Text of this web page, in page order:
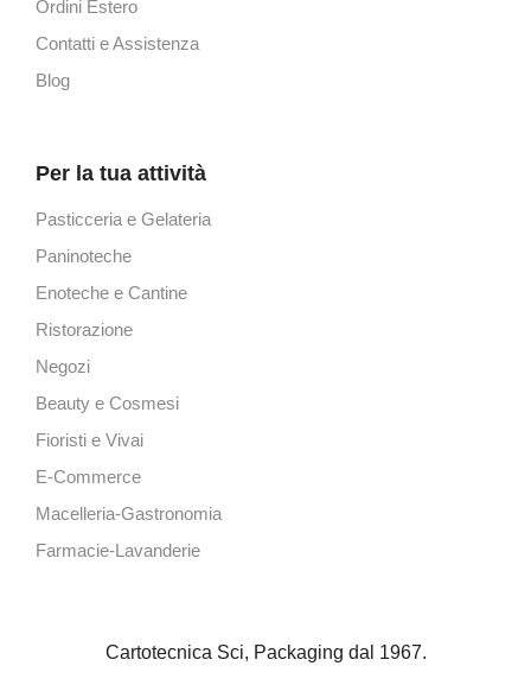
Ordini Estero
Contatti e Assistenza
Blog
Per la tua attività
Pasticceria e Gelateria
Paninoteche
Enoteche e Cantine
Ristorazione
Negozi
Beauty e Cosmesi
Fioristi e Vivai
E-Commerce
Macelleria-Gastronomia
Farmacie-Lavanderie
Cartotecnica Sci, Packaging dal 1967.